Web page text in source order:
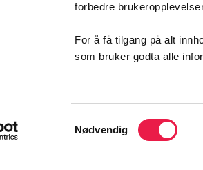
forbedre
For å få tilgang på alt
som bruker godta alle
Samtykkevalg
Nødvendig
Kompetansebroen
1478